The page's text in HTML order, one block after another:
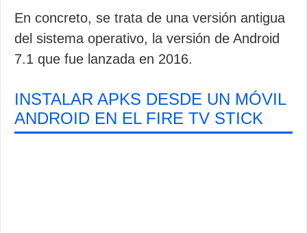
En concreto, se trata de una versión antigua
del sistema operativo, la versión de Android
7.1 que fue lanzada en 2016.
INSTALAR APKS DESDE UN MÓVIL
ANDROID EN EL FIRE TV STICK